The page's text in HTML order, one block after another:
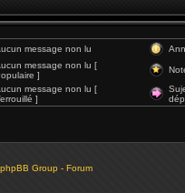
message non lu
message non lu [
]
message non lu [
]
Group - Forum